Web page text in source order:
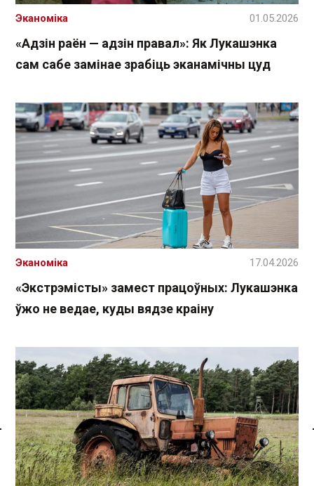
Спасылка без VPN
«Адзін раён — адзін правал»: Як Лукашэнка
сам сабе замінае зрабіць эканамічны цуд
Эканоміка 01.05.2026
«Экстрэмісты» замест працоўных: Лукашэнка
ўжо не ведае, куды вядзе краіну
Эканоміка 17.04.2026